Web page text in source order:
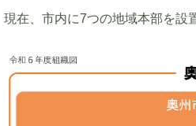
現在、市内に7つの地域本部を設